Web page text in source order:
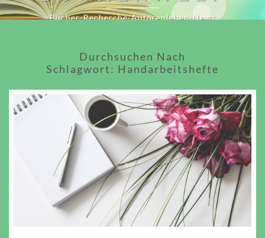
Bücher-Recherche-Autorenleben-News
Durchsuchen Nach
Schlagwort: Handarbeitshefte